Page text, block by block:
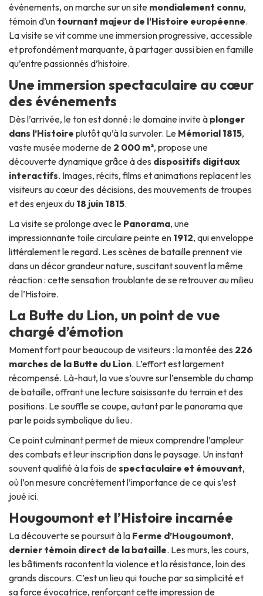
événements, on marche sur un site mondialement connu,
témoin d’un tournant majeur de l’Histoire européenne.
La visite se vit comme une immersion progressive, accessible
et profondément marquante, à partager aussi bien en famille
qu’entre passionnés d’histoire.
Une immersion spectaculaire au cœur
des événements
Dès l’arrivée, le ton est donné : le domaine invite à plonger
dans l’Histoire plutôt qu’à la survoler. Le Mémorial 1815,
vaste musée moderne de 2 000 m², propose une
découverte dynamique grâce à des dispositifs digitaux
interactifs. Images, récits, films et animations replacent les
visiteurs au cœur des décisions, des mouvements de troupes
et des enjeux du 18 juin 1815.
La visite se prolonge avec le Panorama, une
impressionnante toile circulaire peinte en 1912, qui enveloppe
littéralement le regard. Les scènes de bataille prennent vie
dans un décor grandeur nature, suscitant souvent la même
réaction : cette sensation troublante de se retrouverau milieu
de l’Histoire.
La Butte du Lion, un point de vue
chargé d’émotion
Moment fort pour beaucoup de visiteurs : la montée des 226
marches de la Butte du Lion. L’effort est largement
récompensé. Là-haut, la vue s’ouvre sur l’ensemble du champ
de bataille, offrant une lecture saisissante du terrain et des
positions. Le souffle se coupe, autant par le panorama que
par le poids symbolique du lieu.
Ce point culminant permet de mieux comprendre l’ampleur
des combats et leur inscription dans le paysage. Un instant
souvent qualifié à la fois despectaculaire et émouvant,
où l’on mesure concrètement l’importance de ce qui s’est
joué ici.
Hougoumont et l’Histoire incarnée
La découverte se poursuit à la Ferme d’Hougoumont,
dernier témoin direct de la bataille. Les murs, les cours,
les bâtiments racontent la violence et la résistance, loin des
grands discours. C’est un lieu qui touche par sa simplicité et
sa force évocatrice, renforçant cette impression de